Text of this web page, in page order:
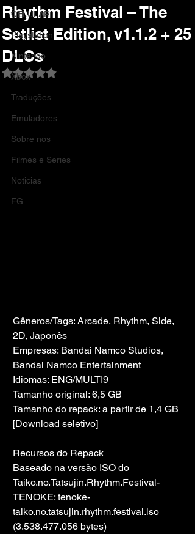
CELULAR
Playstation
Nintendo
Xbox
Traduções
Emuladores
Sobre nos
Filmes e Series
Noticias
FG
Rhythm Festival – The
Setlist Edition, v1.1.2 + 25
DLCs
Avaliado com NaN de 5 estrelas.
Gêneros/Tags: Arcade, Rhythm, Side,
2D, Japonês
Empresas: Bandai Namco Studios,
Bandai Namco Entertainment
Idiomas: ENG/MULTI9
Tamanho original: 6,5 GB
Tamanho do repack: a partir de 1,4 GB
[Download seletivo]
Recursos do Repack
Baseado na versão ISO do
Taiko.no.Tatsujin.Rhythm.Festival-
TENOKE: tenoke-
taiko.no.tatsujin.rhythm.festival.iso
(3.538.477.056 bytes)